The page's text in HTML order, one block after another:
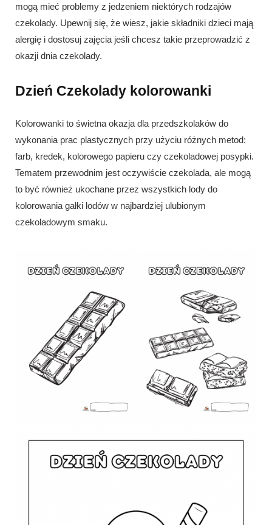
mogą mieć problemy z jedzeniem niektórych rodzajów
czekolady. Upewnij się, że wiesz, jakie składniki dzieci mają
alergię i dostosuj zajęcia jeśli chcesz takie przeprowadzić z
okazji dnia czekolady.
Dzień Czekolady kolorowanki
Kolorowanki to świetna okazja dla przedszkolaków do
wykonania prac plastycznych przy użyciu różnych metod:
farb, kredek, kolorowego papieru czy czekoladowej posypki.
Tematem przewodnim jest oczywiście czekolada, ale mogą
to być również ukochane przez wszystkich lody do
kolorowania gałki lodów w najbardziej ulubionym
czekoladowym smaku.